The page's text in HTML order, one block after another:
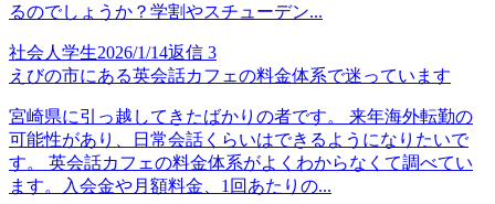
るのでしょうか？学割やスチューデン...
社会人学生2026/1/14返信 3
えびの市にある英会話カフェの料金体系で迷っています
宮崎県に引っ越してきたばかりの者です。 来年海外転勤の
可能性があり、日常会話くらいはできるようになりたいで
す。 英会話カフェの料金体系がよくわからなくて調べてい
ます。入会金や月額料金、1回あたりの...